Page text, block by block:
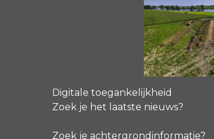
Digitale toegankelijkheid
Zoek je het laatste nieuws?
Zoek je achtergrondinformatie?